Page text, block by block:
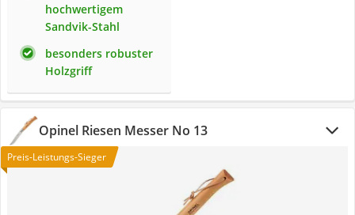
hochwertigem
Sandvik-Stahl
besonders robuster
Holzgriff
Opinel Riesen Messer No 13
Preis-Leistungs-Sieger